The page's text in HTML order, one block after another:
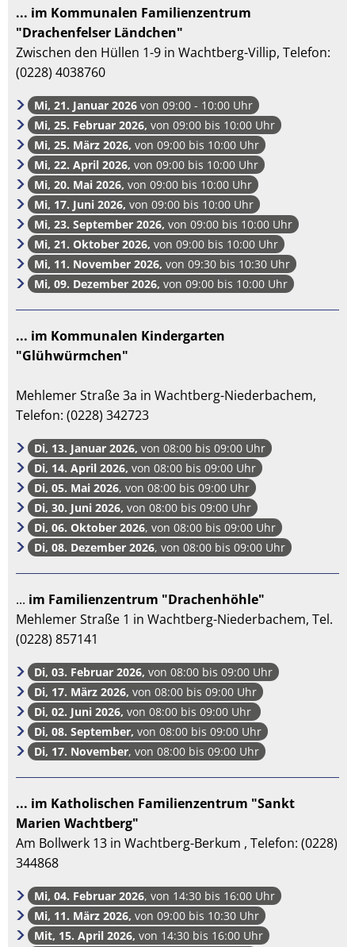
... im Kommunalen Familienzentrum
"Drachenfelser Ländchen"
Zwischen den Hüllen 1-9 in Wachtberg-Villip, Telefon:
(0228) 4038760
Mi, 21. Januar 2026 von 09:00 - 10:00 Uhr
Mi, 25. Februar 2026,von 09:00 bis 10:00 Uhr
Mi, 25. März 2026,von 09:00 bis 10:00 Uhr
Mi, 22. April 2026, von 09:00 bis 10:00 Uhr
Mi, 20. Mai 2026, von 09:00 bis 10:00 Uhr
Mi, 17. Juni 2026, von 09:00 bis 10:00 Uhr
Mi, 23. September 2026,von 09:00 bis 10:00 Uhr
Mi, 21. Oktober 2026,von 09:00 bis 10:00 Uhr
Mi, 11. November 2026, von 09:30 bis 10:30 Uhr
Mi, 09. Dezember 2026, von 09:00 bis 10:00 Uhr
... im Kommunalen Kindergarten
"Glühwürmchen"
Mehlemer Straße 3a in Wachtberg-Niederbachem,
Telefon: (0228) 342723
Di, 13. Januar 2026,von 08:00 bis 09:00 Uhr
Di, 14. April 2026, von 08:00 bis 09:00 Uhr
Di, 05. Mai 2026, von 08:00 bis 09:00 Uhr
Di, 30. Juni 2026, von 08:00 bis 09:00 Uhr
Di, 06. Oktober 2026, von 08:00 bis 09:00 Uhr
Di, 08. Dezember 2026, von 08:00 bis 09:00 Uhr
... im Familienzentrum "Drachenhöhle"
Mehlemer Straße 1 in Wachtberg-Niederbachem, Tel.
(0228) 857141
Di, 03. Februar 2026, von 08:00 bis 09:00 Uhr
Di, 17. März 2026, von 08:00 bis 09:00 Uhr
Di, 02. Juni 2026, von 08:00 bis 09:00 Uhr
Di, 08. September,von 08:00 bis 09:00 Uhr
Di, 17. November, von 08:00 bis 09:00 Uhr
... im Katholischen Familienzentrum "Sankt
Marien Wachtberg"
Am Bollwerk 13 in Wachtberg-Berkum , Telefon: (0228)
344868
Mi, 04. Februar 2026, von 14:30 bis 16:00 Uhr
Mi, 11. März 2026, von 09:00 bis 10:30 Uhr
Mit, 15. April 2026, von 14:30 bis 16:00 Uhr